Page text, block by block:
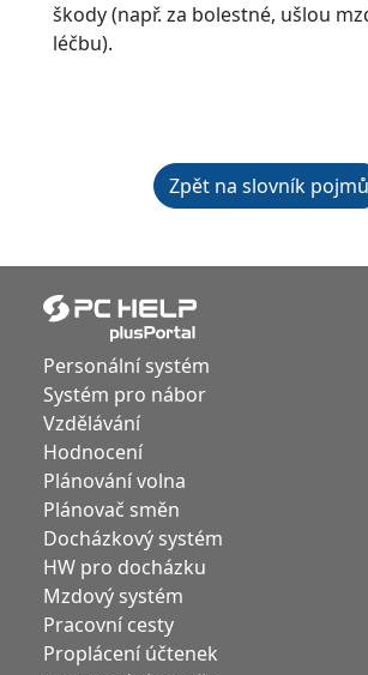
škody (např. za bolestné, ušlou
léčbu).
Zpět na slovník pojmů
Personální systém
Systém pro nábor
Vzdělávání
Hodnocení
Plánování volna
Plánovač směn
Docházkový systém
HW pro docházku
Mzdový systém
Pracovní cesty
Proplácení účtenek